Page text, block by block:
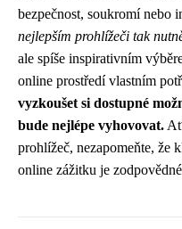
bezpečnost, soukromí nebo
nejlepším prohlížeči tak
ale spíše inspirativním
online prostředí vlastním
vyzkoušet si dostupné
bude nejlépe vyhovovat.
prohlížeč, nezapomeňte, že
online zážitku je